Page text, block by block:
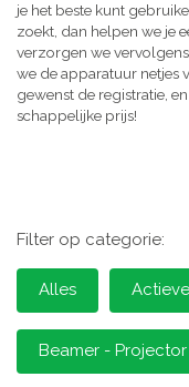
je het beste kunt
zoekt, dan helpen we je
verzorgen we
we de apparatuur netjes
gewenst de registratie,
schappelijke prijs!
Filter op categorie:
Alles
Beamer - Projector